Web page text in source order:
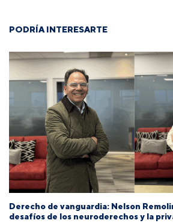
PODRÍA INTERESARTE
Derecho de vanguardia: Nelson
desafíos de los neuroderechos y la